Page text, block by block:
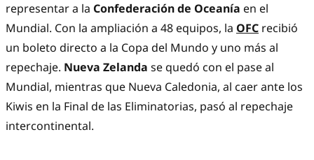
representar a la Confederación de Oceanía en el
Mundial. Con la ampliación a 48 equipos, la OFC recibió
un boleto directo a la Copa del Mundo y uno más al
repechaje. Nueva Zelanda se quedó con el pase al
Mundial, mientras que Nueva Caledonia, al caer ante los
Kiwis en la Final de las Eliminatorias, pasó al repechaje
intercontinental.